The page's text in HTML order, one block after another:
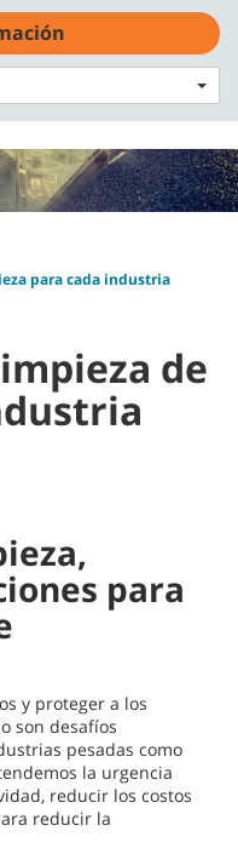
para cada industria
de
para
y proteger a los
son desafíos
pesadas como
la urgencia
reducir los costos
reducir la